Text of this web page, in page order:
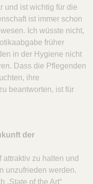
und ist wichtig für die
ist immer schon
Ich wüsste nicht,
früher
in der Hygiene nicht
Dass die Pflegenden
ihre
beantworten, ist für
der
zu halten und
unzufrieden werden.
„State of the Art“